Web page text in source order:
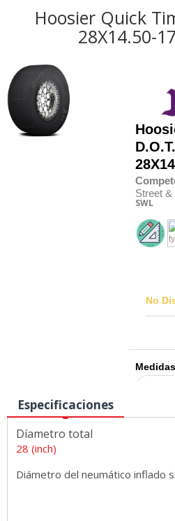
Hoosier Quick
28X14.50-
D.O.T.
Street &
SWL
No
Medidas
Especificaciones
Díametro total
28 (inch)
Diámetro del neumático inflado